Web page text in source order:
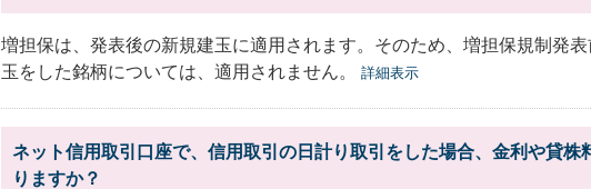
増担保は、発表後の新規建玉に適用されます。そのため、増担保規制発
玉をした銘柄については、適用されません。
詳細表示
ネット信用取引口座で、信用取引の日計り取引をした場合、金利や貸株
りますか？